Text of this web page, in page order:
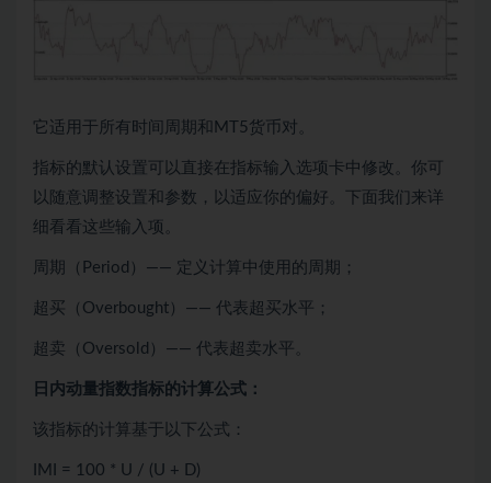
它适用于所有时间周期和MT5货币对。
指标的默认设置可以直接在指标输入选项卡中修改。你可
以随意调整设置和参数，以适应你的偏好。下面我们来详
细看看这些输入项。
周期（Period）—— 定义计算中使用的周期；
超买（Overbought）—— 代表超买水平；
超卖（Oversold）—— 代表超卖水平。
日内动量指数指标的计算公式：
该指标的计算基于以下公式：
IMI = 100 * U / (U + D)